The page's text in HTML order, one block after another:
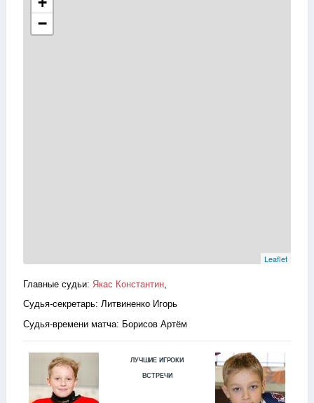
−
Leaflet
Главные судьи: Якас Константин
Судья-секретарь: Литвиненко Игорь
Судья-времени матча: Борисов Артём
ЛУЧШИЕ ИГРОКИ
ВСТРЕЧИ